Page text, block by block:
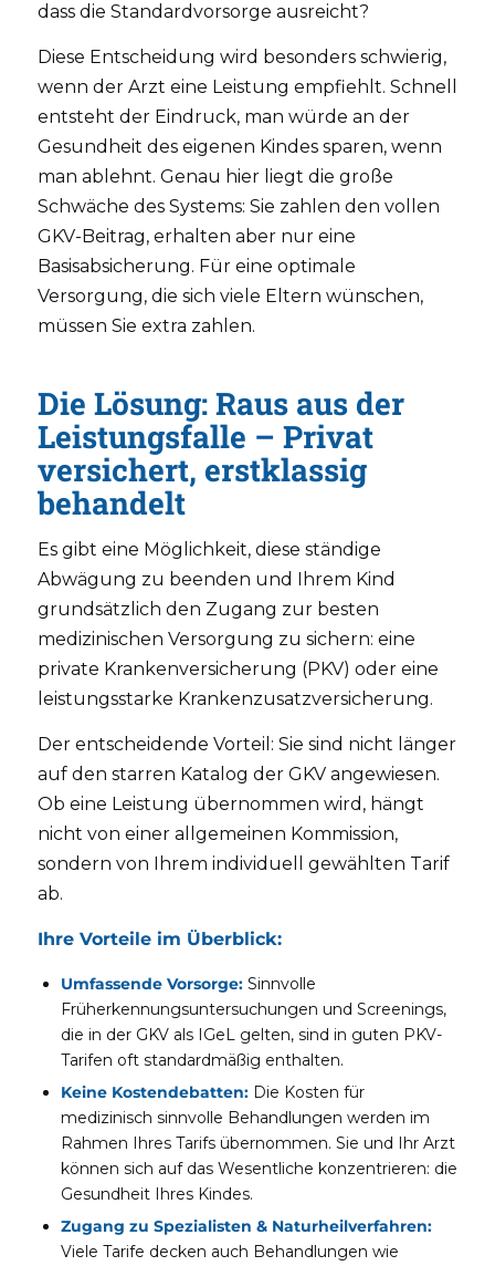
dass die Standardvorsorge ausreicht?
Diese Entscheidung wird besonders schwierig,
wenn der Arzt eine Leistung empfiehlt. Schnell
entsteht der Eindruck, man würde an der
Gesundheit des eigenen Kindes sparen, wenn
man ablehnt. Genau hier liegt die große
Schwäche des Systems: Sie zahlen den vollen
GKV-Beitrag, erhalten aber nur eine
Basisabsicherung. Für eine optimale
Versorgung, die sich viele Eltern wünschen,
müssen Sie extra zahlen.
Die Lösung: Raus aus der
Leistungsfalle – Privat
versichert, erstklassig
behandelt
Es gibt eine Möglichkeit, diese ständige
Abwägung zu beenden und Ihrem Kind
grundsätzlich den Zugang zur besten
medizinischen Versorgung zu sichern: eine
private Krankenversicherung (PKV) oder eine
leistungsstarke Krankenzusatzversicherung.
Der entscheidende Vorteil: Sie sind nicht länger
auf den starren Katalog der GKV angewiesen.
Ob eine Leistung übernommen wird, hängt
nicht von einer allgemeinen Kommission,
sondern von Ihrem individuell gewählten Tarif
ab.
Ihre Vorteile im Überblick:
Umfassende Vorsorge:Sinnvolle
Früherkennungsuntersuchungen und Screenings,
die in der GKV als IGeL gelten, sind in guten PKV-
Tarifen oft standardmäßig enthalten.
Keine Kostendebatten:Die Kosten für
medizinisch sinnvolle Behandlungen werden im
Rahmen Ihres Tarifs übernommen. Sie und Ihr Arzt
können sich auf das Wesentliche konzentrieren: die
Gesundheit Ihres Kindes.
Zugang zu Spezialisten & Naturheilverfahren:
Viele Tarife decken auch Behandlungen wie